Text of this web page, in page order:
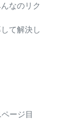
なのリク
て解決し
ページ目